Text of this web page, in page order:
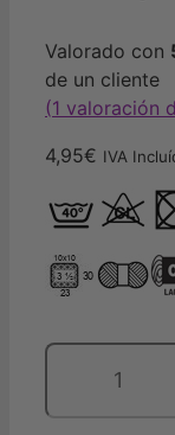
Valorado con
de un cliente
(1 valoración
4,95€ IVA
Saigon